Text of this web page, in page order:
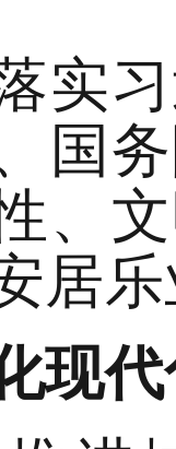
实
国
、
居
现